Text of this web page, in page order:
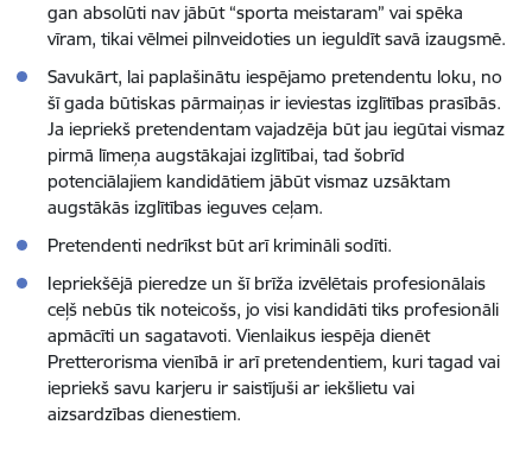
gan absolūti nav jābūt “sporta meistaram” vai spēka
vīram, tikai vēlmei pilnveidoties un ieguldīt savā izaugsmē.
Savukārt, lai paplašinātu iespējamo pretendentu loku, no
šī gada būtiskas pārmaiņas ir ieviestas izglītības prasībās.
Ja iepriekš pretendentam vajadzēja būt jau iegūtai vismaz
pirmā līmeņa augstākajai izglītībai, tad šobrīd
potenciālajiem kandidātiem jābūt vismaz uzsāktam
augstākās izglītības ieguves ceļam.
Pretendenti nedrīkst būt arī krimināli sodīti.
Iepriekšējā pieredze un šī brīža izvēlētais profesionālais
ceļš nebūs tik noteicošs, jo visi kandidāti tiks profesionāli
apmācīti un sagatavoti. Vienlaikus iespēja dienēt
Pretterorisma vienībā ir arī pretendentiem, kuri tagad vai
iepriekš savu karjeru ir saistījuši ar iekšlietu vai
aizsardzības dienestiem.